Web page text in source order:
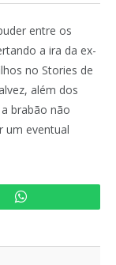
entre os
a ira da ex-
no Stories de
além dos
brabão não
um eventual
WhatsApp